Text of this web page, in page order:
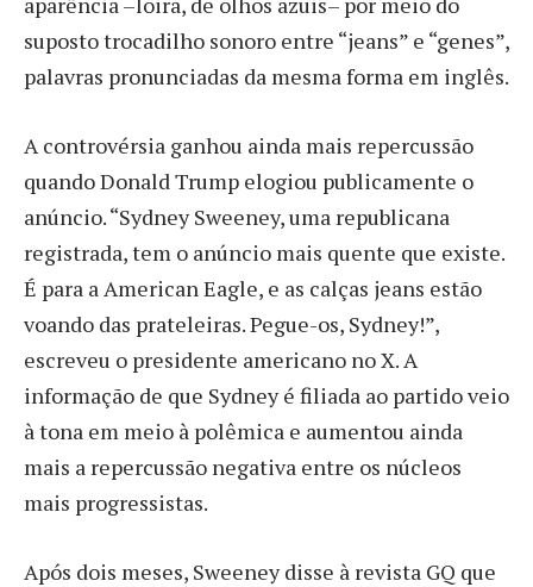
suposto trocadilho sonoro entre “jeans” e “genes”,
palavras pronunciadas da mesma forma em inglês.
A controvérsia ganhou ainda mais repercussão
quando Donald Trump elogiou publicamente o
anúncio. “Sydney Sweeney, uma republicana
registrada, tem o anúncio mais quente que existe.
É para a American Eagle, e as calças jeans estão
voando das prateleiras. Pegue-os, Sydney!”,
escreveu o presidente americano no X. A
informação de que Sydney é filiada ao partido veio
à tona em meio à polêmica e aumentou ainda
mais a repercussão negativa entre os núcleos
mais progressistas.
Após dois meses, Sweeney disse à revista GQ que